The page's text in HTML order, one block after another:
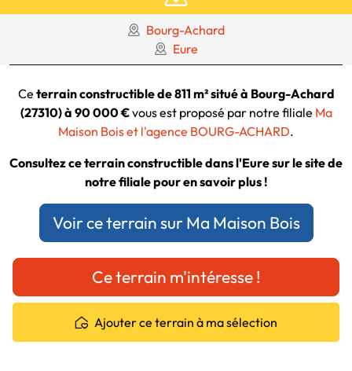
Bourg-Achard
Eure
Ce terrain constructible de 811 m² situé à Bourg-Achard
(27310) à 90 000 €vous est proposé par notre filiale Ma
Maison Bois et l'agence BOURG-ACHARD.
Consultez ce terrain constructible dans l'Eure sur le site de
notre filiale pour en savoir plus !
Voir ce terrain sur Ma Maison Bois
Ce terrain m'intéresse !
Ajouter ce terrain à ma sélection